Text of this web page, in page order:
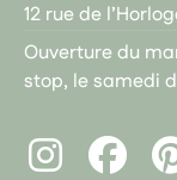
12 rue de
Ouverture du
stop, le samedi
Instagram